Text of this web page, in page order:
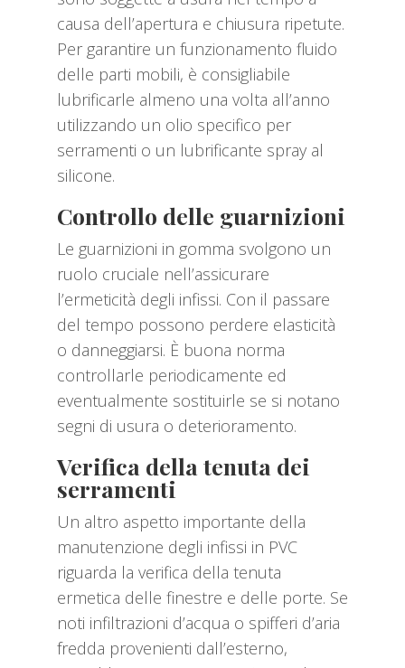
causa dell’apertura e chiusura ripetute.
Per garantire un funzionamento fluido
delle parti mobili, è consigliabile
lubrificarle almeno una volta all’anno
utilizzando un olio specifico per
serramenti o un lubrificante spray al
silicone.
Controllo delle guarnizioni
Le guarnizioni in gomma svolgono un
ruolo cruciale nell’assicurare
l’ermeticità degli infissi. Con il passare
del tempo possono perdere elasticità
o danneggiarsi. È buona norma
controllarle periodicamente ed
eventualmente sostituirle se si notano
segni di usura o deterioramento.
Verifica della tenuta dei
serramenti
Un altro aspetto importante della
manutenzione degli infissi in PVC
riguarda la verifica della tenuta
ermetica delle finestre e delle porte. Se
noti infiltrazioni d’acqua o spifferi d’aria
fredda provenienti dall’esterno,